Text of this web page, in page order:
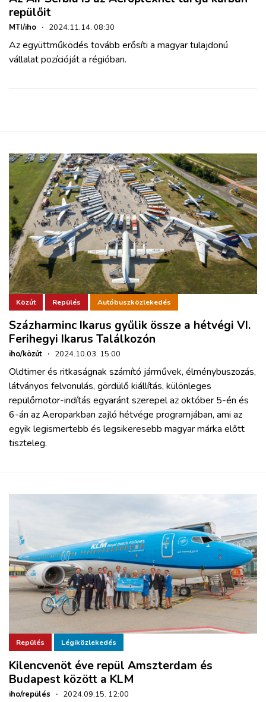
repülőit
MTI/iho · 2024.11.14. 08:30
Az együttműködés tovább erősíti a magyar tulajdonú
vállalat pozícióját a régióban.
Közút Repülés Autóbuszközlekedés
Százharminc Ikarus gyűlik össze a hétvégi VI.
Ferihegyi Ikarus Találkozón
iho/közút · 2024.10.03. 15:00
Oldtimer és ritkaságnak számító járművek, élménybuszozás,
látványos felvonulás, gördülő kiállítás, különleges
repülőmotor-indítás egyaránt szerepel az október 5-én és
6-án az Aeroparkban zajló hétvége programjában, ami az
egyik legismertebb és legsikeresebb magyar márka előtt
tiszteleg.
Repülés Légiközlekedés
Kilencvenöt éve repül Amszterdam és
Budapest között a KLM
iho/repülés · 2024.09.15. 12:00